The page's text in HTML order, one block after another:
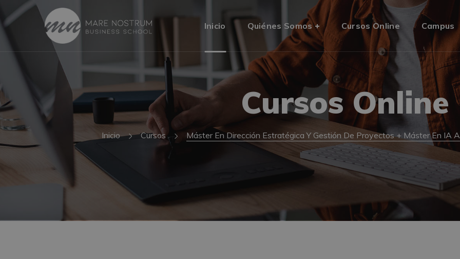
Inicio Quiénes Somos Cursos Online Campus
Cursos Online
Inicio Cursos Máster En Dirección Estratégica Y Gestión De Proyectos + Máster En IA